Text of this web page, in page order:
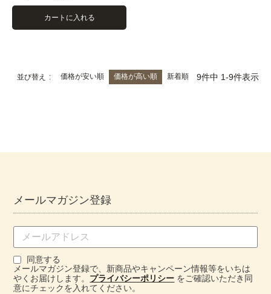
カートに入れる
並び替え 価格が安い順 価格が高い順 新着順 9件中 1-9件表示
メールマガジン登録
同意する
メールマガジン登録で、新商品やキャンペーン情報等をいちは
やくお届けします。 プライバシーポリシー をご確認いただき同
意にチェックを入れてください。